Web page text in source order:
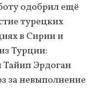
одобрил ещё
турецких
в Сирии и
Турции:
Эрдоган
за невыполнение